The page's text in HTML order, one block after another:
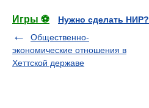
Игры ⚽
Нужно сделать НИР?
Общественно-
экономические отношения в
Хеттской державе